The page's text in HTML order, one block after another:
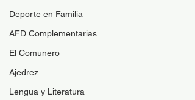
Deporte en Familia
AFD Complementarias
El Comunero
Ajedrez
Lengua y Literatura